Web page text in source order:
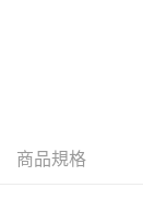
華泰商業銀行
商品規格